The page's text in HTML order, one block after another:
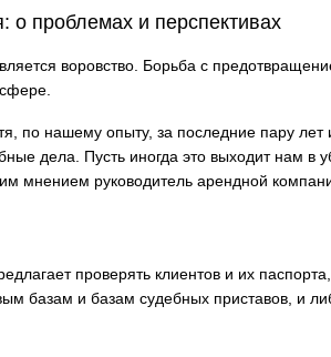
проблемах и перспективах
воровство. Борьба с
по нашему опыту, за последние пару
дела. Пусть иногда это выходит нам в
мнением руководитель арендной
проверять клиентов и их
базам и базам судебных приставов, и